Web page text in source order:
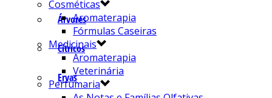
Árvores
Cítricos
Ervas
Cosméticas
Aromaterapia
Fórmulas Caseiras
Medicinais
Aromaterapia
Veterinária
Perfumaria